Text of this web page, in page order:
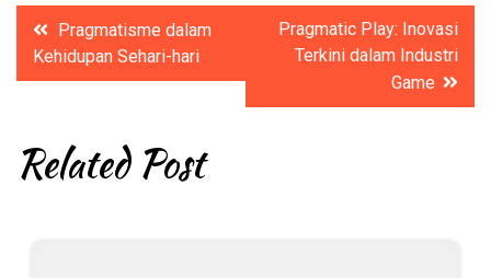
Post
navigation
Pragmatisme dalam
Kehidupan Sehari-hari
Pragmatic Play: Inovasi
Terkini dalam Industri
Game
Related Post